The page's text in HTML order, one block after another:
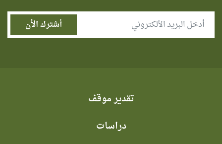
تقدير موقف
دراسات